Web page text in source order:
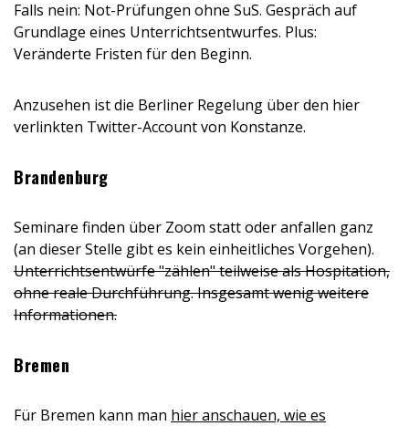
Falls nein: Not-Prüfungen ohne SuS. Gespräch auf
Grundlage eines Unterrichtsentwurfes. Plus:
Veränderte Fristen für den Beginn.
Anzusehen ist die Berliner Regelung über den hier
verlinkten Twitter-Account von Konstanze.
Brandenburg
Seminare finden über Zoom statt oder anfallen ganz
(an dieser Stelle gibt es kein einheitliches Vorgehen).
Unterrichtsentwürfe "zählen" teilweise als Hospitation,
ohne reale Durchführung. Insgesamt wenig weitere
Informationen.
Bremen
Für Bremen kann man hier anschauen, wie es